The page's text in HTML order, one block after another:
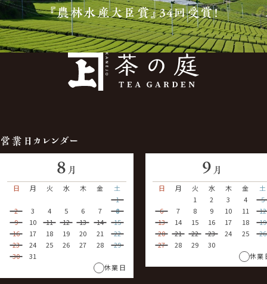
『農林水産大臣賞』34回受賞！
営業日カレンダー
8 月
日
月 火 水 木 金
土
1
2
3 4 5 6 7
8
9
10 11 12 13 14
15
16
17 18 19 20 21
22
23
24 25 26 27 28
29
30
31
休業日
9 月
日
月 火 水 木 金
土
1
2 3 4
5
6
7 8 9 10 11
12
13
14 15 16 17 18
19
20
21 22 23 24 25
26
27
28 29
30
休業